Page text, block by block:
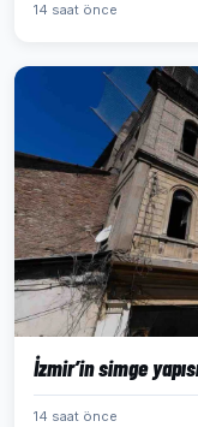
14 saat önce
İzmir’in simge
14 saat önce